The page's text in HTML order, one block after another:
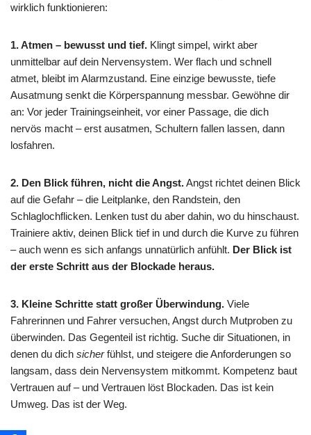
wirklich funktionieren:
1. Atmen – bewusst und tief. Klingt simpel, wirkt aber
unmittelbar auf dein Nervensystem. Wer flach und schnell
atmet, bleibt im Alarmzustand. Eine einzige bewusste, tiefe
Ausatmung senkt die Körperspannung messbar. Gewöhne dir
an: Vor jeder Trainingseinheit, vor einer Passage, die dich
nervös macht – erst ausatmen, Schultern fallen lassen, dann
losfahren.
2. Den Blick führen, nicht die Angst.Angst richtet deinen Blick
auf die Gefahr – die Leitplanke, den Randstein, den
Schlaglochflicken. Lenken tust du aber dahin, wo du hinschaust.
Trainiere aktiv, deinen Blick tief in und durch die Kurve zu führen
– auch wenn es sich anfangs unnatürlich anfühlt. Der Blick ist
der erste Schritt aus der Blockade heraus.
3. Kleine Schritte statt großer Überwindung. Viele
Fahrerinnen und Fahrer versuchen, Angst durch Mutproben zu
überwinden. Das Gegenteil ist richtig. Suche dir Situationen, in
denen du dich sicherfühlst, und steigere die Anforderungen so
langsam, dass dein Nervensystem mitkommt. Kompetenz baut
Vertrauen auf – und Vertrauen löst Blockaden. Das ist kein
Umweg. Das ist der Weg.